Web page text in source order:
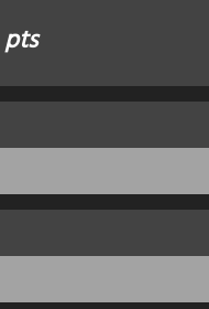
とは
pts